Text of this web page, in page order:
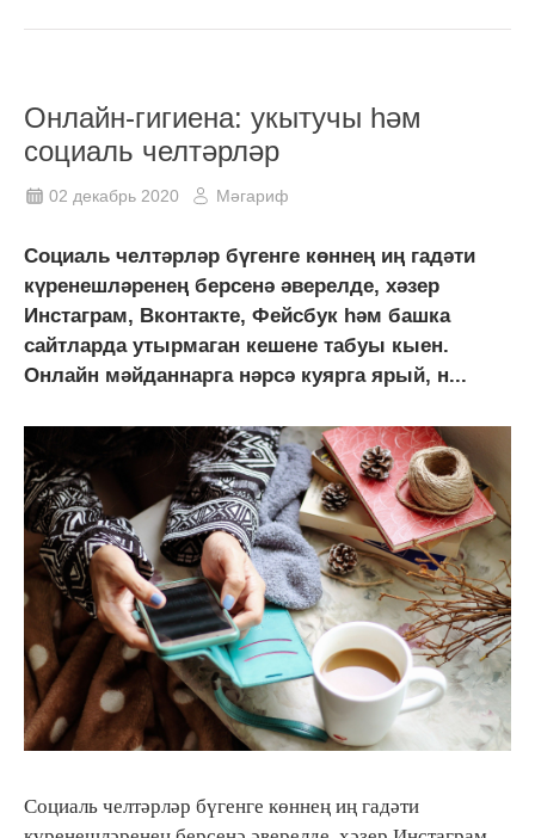
Онлайн-гигиена: укытучы һәм
социаль челтәрләр
02 декабрь 2020 Мәгариф
Социаль челтәрләр бүгенге көннең иң гадәти
күренешләренең берсенә әверелде, хәзер
Инстаграм, Вконтакте, Фейсбук һәм башка
сайтларда утырмаган кешене табуы кыен.
Онлайн мәйданнарга нәрсә куярга ярый, н...
Социаль челтәрләр бүгенге көннең иң гадәти